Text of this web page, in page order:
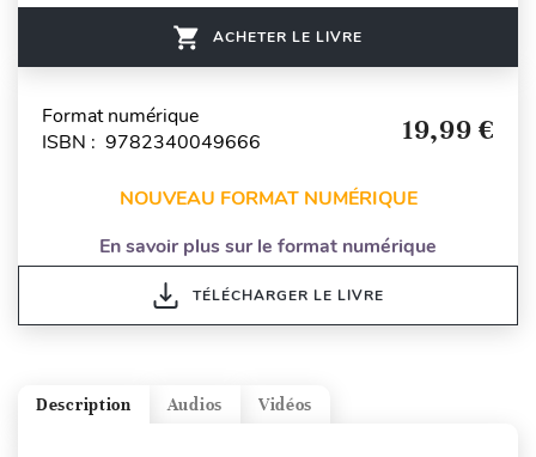
ACHETER LE LIVRE
Format numérique
ISBN : 9782340049666
19,99 €
NOUVEAU FORMAT NUMÉRIQUE
En savoir plus sur le format numérique
TÉLÉCHARGER LE LIVRE
Vidéos
Audios
Description